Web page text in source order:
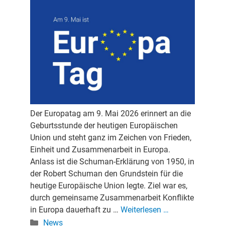
Der Europatag am 9. Mai 2026 erinnert an die
Geburtsstunde der heutigen Europäischen
Union und steht ganz im Zeichen von Frieden,
Einheit und Zusammenarbeit in Europa.
Anlass ist die Schuman-Erklärung von 1950, in
der Robert Schuman den Grundstein für die
heutige Europäische Union legte. Ziel war es,
durch gemeinsame Zusammenarbeit Konflikte
in Europa dauerhaft zu … Weiterlesen …
Kategorien
News